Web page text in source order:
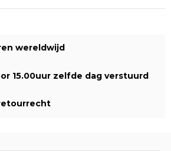
wereldwijd
15.00uur zelfde dag verstuurd